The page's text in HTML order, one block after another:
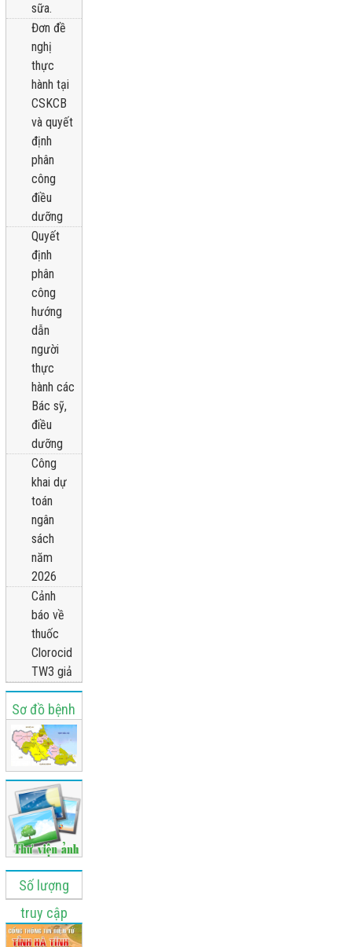
sữa.
Đơn đề
nghị
thực
hành tại
CSKCB
và quyết
định
phân
công
điều
dưỡng
Quyết
định
phân
công
hướng
dẫn
người
thực
hành các
Bác sỹ,
điều
dưỡng
Công
khai dự
toán
ngân
sách
năm
2026
Cảnh
báo về
thuốc
Clorocid
TW3 giả
Sơ đồ bệnh
viện
Số lượng
truy cập